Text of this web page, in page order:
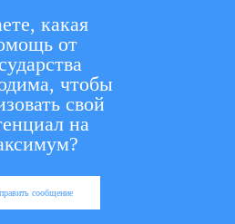
какая
от
чтобы
свой
на
сообщение